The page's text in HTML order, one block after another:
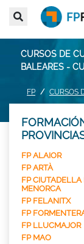
CURSOS DE
BALEARES -
FP CURSOS
FP ALAIOR
FP ARTÀ
FP CIUTADELLA
MENORCA
FP FELANITX
FP
FP LLUCMAJOR
FP MAO